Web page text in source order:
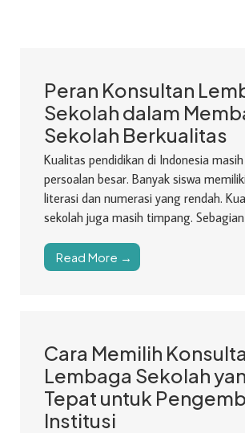
Peran Konsultan
Sekolah dalam
Sekolah Berkualitas
Kualitas pendidikan di Indonesia
persoalan besar. Banyak siswa
literasi dan numerasi yang rendah.
sekolah juga masih timpang. Sebagian
Read More →
Cara Memilih
Lembaga Sekolah
Tepat untuk
Institusi